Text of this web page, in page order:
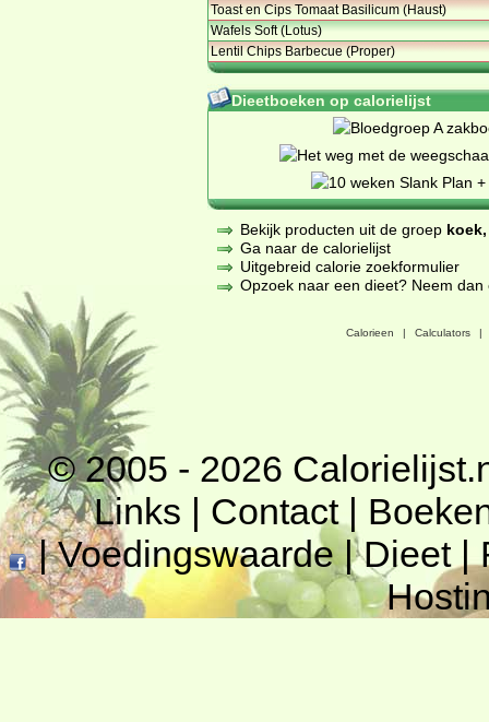
Toast en Cips Tomaat Basilicum (Haust)
Wafels Soft (Lotus)
Lentil Chips Barbecue (Proper)
Dieetboeken op calorielijst
Bekijk producten uit de groep
Ga naar de calorielijst
Uitgebreid calorie zoekformulier
Opzoek naar een dieet? Neem
Calorieen | Calculators |
© 2005 - 2026
Links | Contact|
|Voedingswaarde|Dieet|